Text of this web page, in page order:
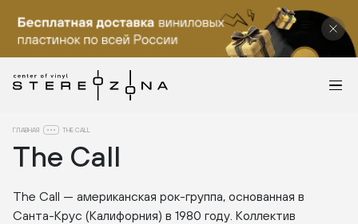
ГЛАВНАЯ THE CALL
The Call
The Call — американская рок-группа, основанная в
Санта-Крус (Калифорния) в 1980 году. Коллектив